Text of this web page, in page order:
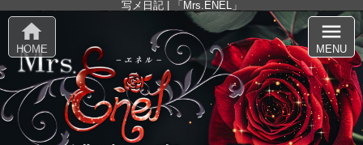
写メ日記 | 「Mrs.ENEL」
home
HOME
menu
MENU